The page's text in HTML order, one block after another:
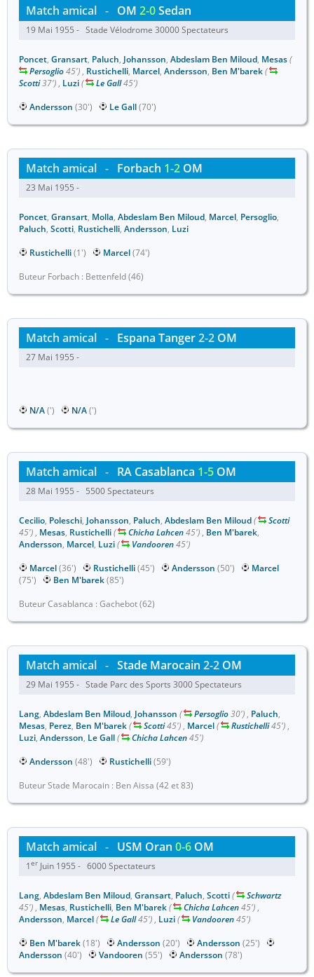
Match amical - OM 2-0Sedan
19 Mai 1955 - Stade Vélodrome 30000 Spectateurs
Poncet, Gransart, Paluch, Johansson, Abdeslam Ben Miloud, Mesas(
Persoglio45') , Rustichelli, Marcel, Andersson, Ben M'barek(
Scotti37') , Luzi( Le Gall45')
Andersson (30') Le Gall(70')
Match amical - Forbach 1-2 OM
23 Mai 1955 -
Poncet, Gransart, Molla, Abdeslam Ben Miloud, Marcel, Persoglio,
Paluch, Scotti, Rustichelli, Andersson, Luzi
Rustichelli(1') Marcel(74')
Buteur Forbach : Bettenfeld (46)
Match amical - Espana Tanger2-2 OM
27 Mai 1955 -
N/A(') N/A(')
Match amical - RA Casablanca 1-5 OM
28 Mai 1955 - 5500 Spectateurs
Cecilio, Poleschi, Johansson, Paluch, Abdeslam Ben Miloud(
Scotti
45') , Mesas, Rustichelli( Chicha Lahcen45') , Ben M'barek,
Andersson, Marcel, Luzi( Vandooren45')
Marcel(36') Rustichelli(45') Andersson (50')
Marcel
(75')
Ben M'barek(85')
Buteur Casablanca : Gachebot (62)
Match amical - Stade Marocain 2-2 OM
29 Mai 1955 - Stade Parc des Sports 3000 Spectateurs
Lang, Abdeslam Ben Miloud, Johansson ( Persoglio30') , Paluch,
Mesas, Perez, Ben M'barek( Scotti45') , Marcel( Rustichelli45') ,
Luzi, Andersson, Le Gall( Chicha Lahcen45')
Andersson (48') Rustichelli(59')
Buteur Stade Marocain : Ben Aissa (42 et 83)
Match amical - USM Oran 0-6 OM
1er Juin 1955 - 6000 Spectateurs
Lang, Abdeslam Ben Miloud, Gransart, Paluch, Scotti(
Schwartz
45') , Mesas, Rustichelli, Ben M'barek( Chicha Lahcen45') ,
Andersson, Marcel( Le Gall45') , Luzi( Vandooren45')
Ben M'barek(18') Andersson (20') Andersson (25')
Andersson (40') Vandooren (55') Andersson (78')